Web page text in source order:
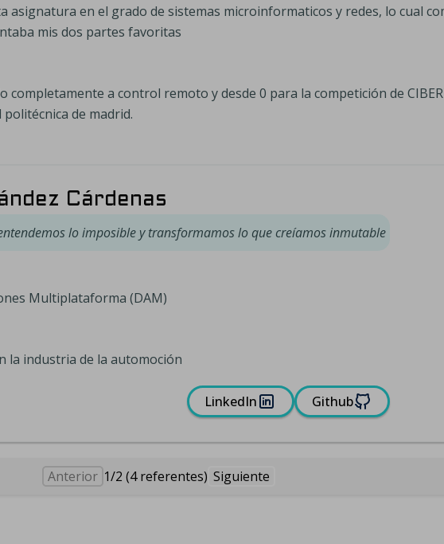
asignatura en el grado de sistemas microinformaticos y redes, lo cual
mis dos partes favoritas
completamente a control remoto y desde 0 para la competición de
de madrid.
Cárdenas
lo imposible y transformamos lo que creíamos inmutable
Multiplataforma (DAM)
la industria de la automoción
LinkedIn Github
Anterior 1/2 (4 referentes) Siguiente